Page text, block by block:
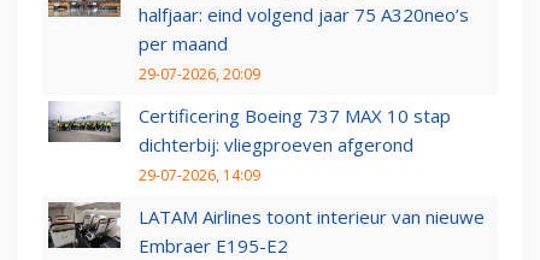
halfjaar: eind volgend jaar 75 A320neo’s
per maand
29-07-2026, 20:09
Certificering Boeing 737 MAX 10 stap
dichterbij: vliegproeven afgerond
29-07-2026, 14:09
LATAM Airlines toont interieur van nieuwe
Embraer E195-E2